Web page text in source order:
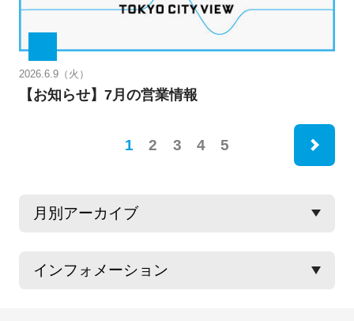
2026.6.9（火）
【お知らせ】7月の営業情報
1 2 3 4 5